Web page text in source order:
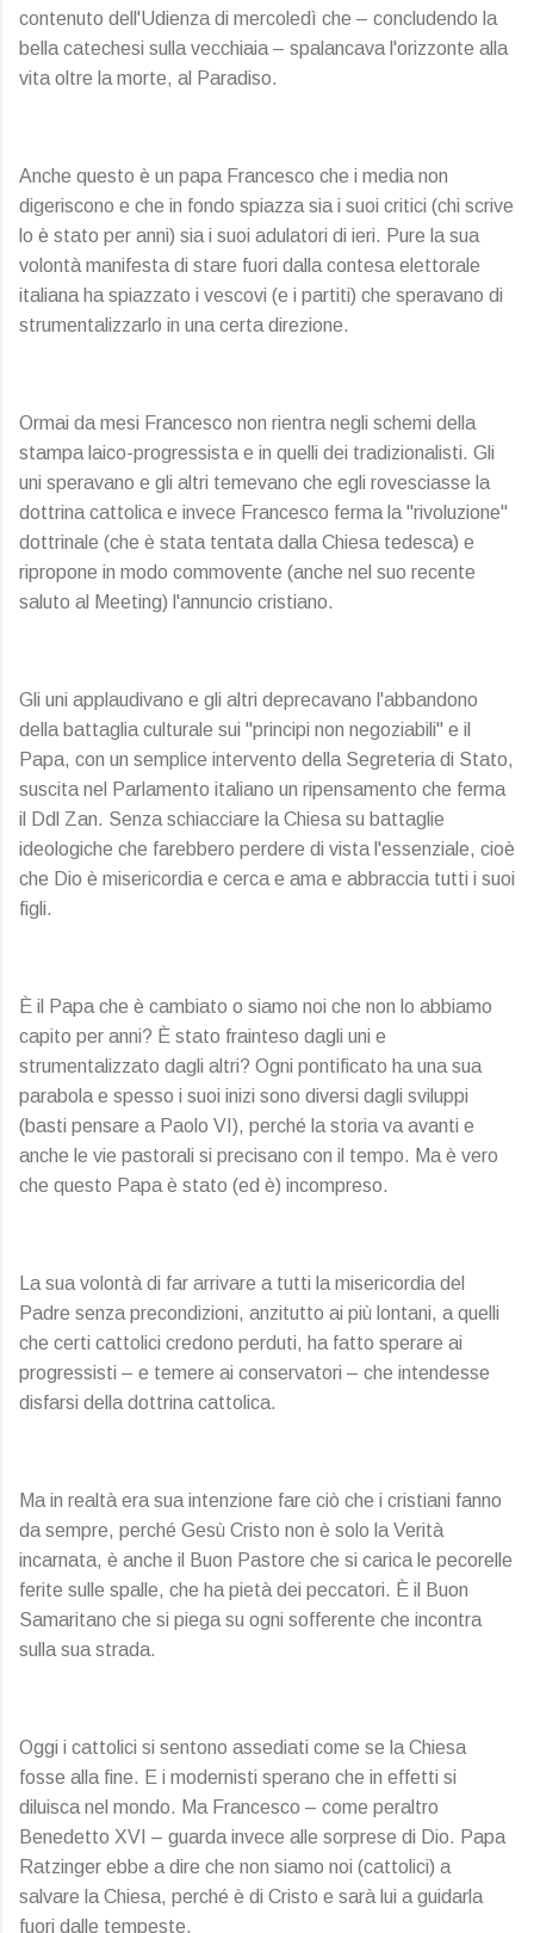
contenuto dell'Udienza di mercoledì che – concludendo la
bella catechesi sulla vecchiaia – spalancava l'orizzonte alla
vita oltre la morte, al Paradiso.
Anche questo è un papa Francesco che i media non
digeriscono e che in fondo spiazza sia i suoi critici (chi scrive
lo è stato per anni) sia i suoi adulatori di ieri. Pure la sua
volontà manifesta di stare fuori dalla contesa elettorale
italiana ha spiazzato i vescovi (e i partiti) che speravano di
strumentalizzarlo in una certa direzione.
Ormai da mesi Francesco non rientra negli schemi della
stampa laico-progressista e in quelli dei tradizionalisti. Gli
uni speravano e gli altri temevano che egli rovesciasse la
dottrina cattolica e invece Francesco ferma la "rivoluzione"
dottrinale (che è stata tentata dalla Chiesa tedesca) e
ripropone in modo commovente (anche nel suo recente
saluto al Meeting) l'annuncio cristiano.
Gli uni applaudivano e gli altri deprecavano l'abbandono
della battaglia culturale sui "principi non negoziabili" e il
Papa, con un semplice intervento della Segreteria di Stato,
suscita nel Parlamento italiano un ripensamento che ferma
il Ddl Zan. Senza schiacciare la Chiesa su battaglie
ideologiche che farebbero perdere di vista l'essenziale, cioè
che Dio è misericordia e cerca e ama e abbraccia tutti i suoi
figli.
È il Papa che è cambiato o siamo noi che non lo abbiamo
capito per anni? È stato frainteso dagli uni e
strumentalizzato dagli altri? Ogni pontificato ha una sua
parabola e spesso i suoi inizi sono diversi dagli sviluppi
(basti pensare a Paolo VI), perché la storia va avanti e
anche le vie pastorali si precisano con il tempo. Ma è vero
che questo Papa è stato (ed è) incompreso.
La sua volontà di far arrivare a tutti la misericordia del
Padre senza precondizioni, anzitutto ai più lontani, a quelli
che certi cattolici credono perduti, ha fatto sperare ai
progressisti – e temere ai conservatori – che intendesse
disfarsi della dottrina cattolica.
Ma in realtà era sua intenzione fare ciò che i cristiani fanno
da sempre, perché Gesù Cristo non è solo la Verità
incarnata, è anche il Buon Pastore che si carica le pecorelle
ferite sulle spalle, che ha pietà dei peccatori. È il Buon
Samaritano che si piega su ogni sofferente che incontra
sulla sua strada.
Oggi i cattolici si sentono assediati come se la Chiesa
fosse alla fine. E i modernisti sperano che in effetti si
diluisca nel mondo. Ma Francesco – come peraltro
Benedetto XVI – guarda invece alle sorprese di Dio. Papa
Ratzinger ebbe a dire che non siamo noi (cattolici) a
salvare la Chiesa, perché è di Cristo e sarà lui a guidarla
fuori dalle tempeste.